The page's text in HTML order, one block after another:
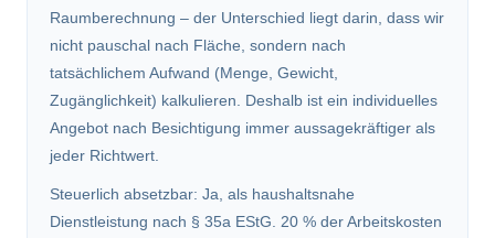
Raumberechnung – der Unterschied liegt darin, dass wir
nicht pauschal nach Fläche, sondern nach
tatsächlichem Aufwand (Menge, Gewicht,
Zugänglichkeit) kalkulieren. Deshalb ist ein individuelles
Angebot nach Besichtigung immer aussagekräftiger als
jeder Richtwert.
Steuerlich absetzbar: Ja, als haushaltsnahe
Dienstleistung nach § 35a EStG. 20 % der Arbeitskosten